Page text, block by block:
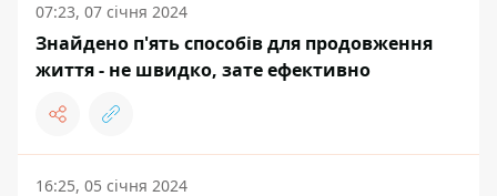
07:23, 07 січня 2024
Знайдено п'ять способів для продовження
життя - не швидко, зате ефективно
16:25, 05 січня 2024